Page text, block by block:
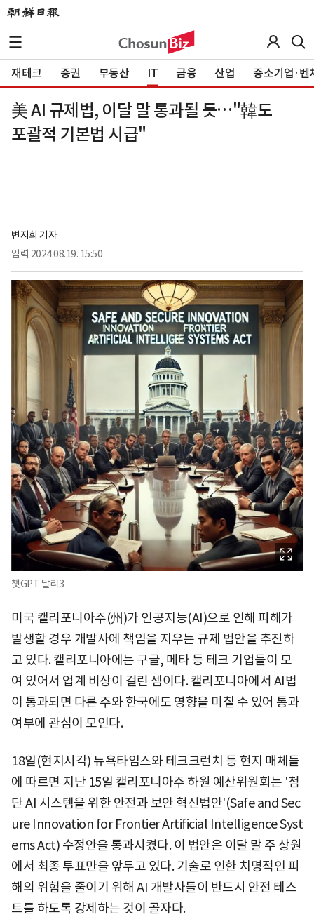
재테크 증권 부동산 IT 금융 산업 중소기업·벤
美 AI 규제법, 이달 말 통과될 듯…"韓도
포괄적 기본법 시급"
변지희 기자
입력 2024.08.19. 15:50
챗GPT 달리3
미국 캘리포니아주(州)가 인공지능(AI)으로 인해 피해가
발생할 경우 개발사에 책임을 지우는 규제 법안을 추진하
고 있다. 캘리포니아에는 구글, 메타 등 테크 기업들이 모
여 있어서 업계 비상이 걸린 셈이다. 캘리포니아에서 AI법
이 통과되면 다른 주와 한국에도 영향을 미칠 수 있어 통과
여부에 관심이 모인다.
18일(현지시각) 뉴욕타임스와 테크크런치 등 현지 매체들
에 따르면 지난 15일 캘리포니아주 하원 예산위원회는 '첨
단 AI 시스템을 위한 안전과 보안 혁신법안'(Safe and Sec
ure Innovation for Frontier Artificial Intelligence Syst
ems Act) 수정안을 통과시켰다. 이 법안은 이달 말 주 상원
에서 최종 투표만을 앞두고 있다. 기술로 인한 치명적인 피
해의 위험을 줄이기 위해 AI 개발사들이 반드시 안전 테스
트를 하도록 강제하는 것이 골자다.